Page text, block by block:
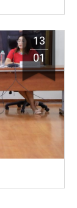
13
01